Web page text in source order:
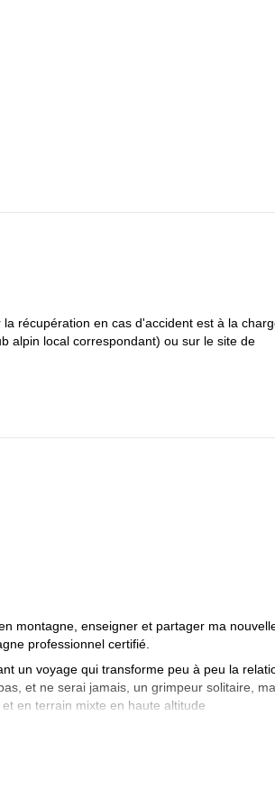
y passerons notre dernière nuit, où nous
récupération en cas d'accident est à la
alpin local correspondant) ou sur le site de
montagne, enseigner et partager ma
professionnel certifié.
un voyage qui transforme peu à peu la
et ne serai jamais, un grimpeur solitaire,
en terrain mixte en haute altitude
et voyagé à travers l’Amérique,
et professionnels, qui seront heureux de vous